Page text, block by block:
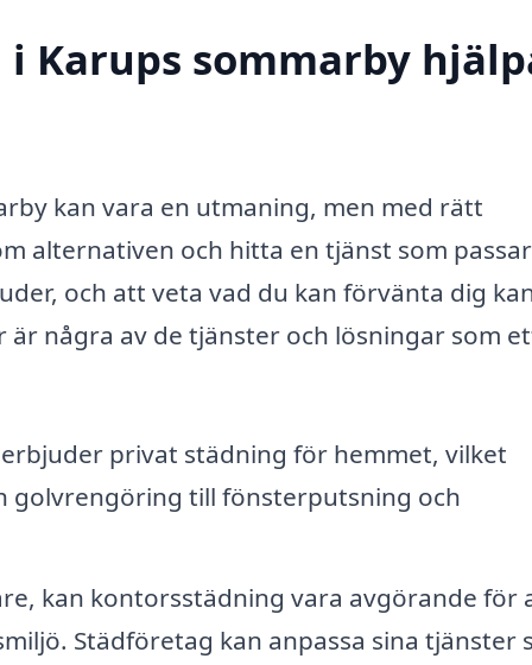
Karups sommarby
kan vara en utmaning, men med rätt
alternativen och hitta en tjänst som
och att veta vad du kan förvänta dig
några av de tjänster och lösningar som
privat städning för hemmet, vilket
golvrengöring till fönsterputsning och
kan kontorsstädning vara avgörande för
Städföretag kan anpassa sina tjänster